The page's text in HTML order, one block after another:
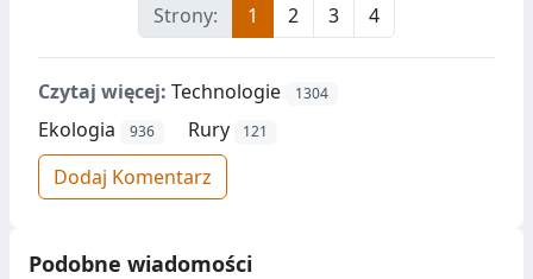
Strony: 1 2 3 4
Czytaj więcej: Technologie 1304
Ekologia 936 Rury 121
Dodaj Komentarz
Podobne wiadomości